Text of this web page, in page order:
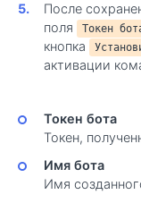
После
поля
Токен
кнопка
активации
Токен бота
Токен,
Имя бота
Имя